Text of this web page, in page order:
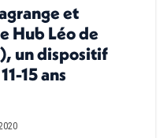
et
Hub Léo de
un dispositif
15 ans